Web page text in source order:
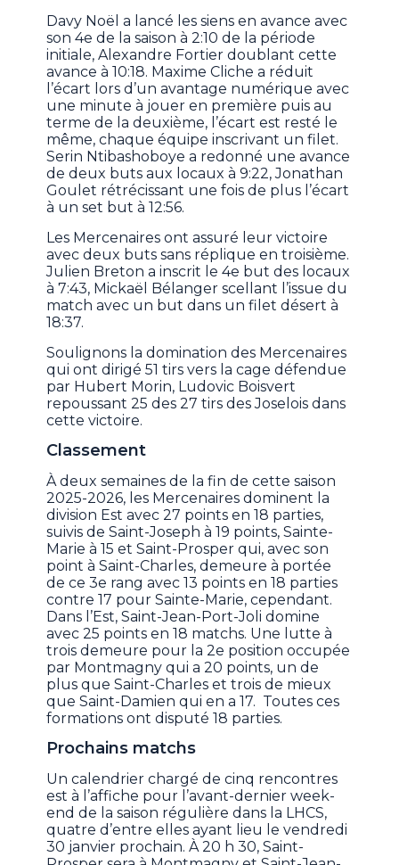
Davy Noël a lancé les siens en avance avec
son 4e de la saison à 2:10 de la période
initiale, Alexandre Fortier doublant cette
avance à 10:18. Maxime Cliche a réduit
l’écart lors d’un avantage numérique avec
une minute à jouer en première puis au
terme de la deuxième, l’écart est resté le
même, chaque équipe inscrivant un filet.
Serin Ntibashoboye a redonné une avance
de deux buts aux locaux à 9:22, Jonathan
Goulet rétrécissant une fois de plus l’écart
à un set but à 12:56.
Les Mercenaires ont assuré leur victoire
avec deux buts sans réplique en troisième.
Julien Breton a inscrit le 4e but des locaux
à 7:43, Mickaël Bélanger scellant l’issue du
match avec un but dans un filet désert à
18:37.
Soulignons la domination des Mercenaires
qui ont dirigé 51 tirs vers la cage défendue
par Hubert Morin, Ludovic Boisvert
repoussant 25 des 27 tirs des Joselois dans
cette victoire.
Classement
À deux semaines de la fin de cette saison
2025-2026, les Mercenaires dominent la
division Est avec 27 points en 18 parties,
suivis de Saint-Joseph à 19 points, Sainte-
Marie à 15 et Saint-Prosper qui, avec son
point à Saint-Charles, demeure à portée
de ce 3e rang avec 13 points en 18 parties
contre 17 pour Sainte-Marie, cependant.
Dans l’Est, Saint-Jean-Port-Joli domine
avec 25 points en 18 matchs. Une lutte à
trois demeure pour la 2e position occupée
par Montmagny qui a 20 points, un de
plus que Saint-Charles et trois de mieux
que Saint-Damien qui en a 17. Toutes ces
formations ont disputé 18 parties.
Prochains matchs
Un calendrier chargé de cinq rencontres
est à l’affiche pour l’avant-dernier week-
end de la saison régulière dans la LHCS,
quatre d’entre elles ayant lieu le vendredi
30 janvier prochain. À 20 h 30, Saint-